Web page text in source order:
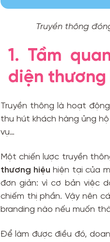
Truyền thông
1. Tầm
diện thương
Truyền thông là hoạt
thu hút khách hàng ủng
vụ…
Một chiến lược truyền
thương hiệu hiện tại của
đơn giản: vì cơ bản việc
chiếm thị phần. Vậy nên
branding nào nếu muốn
Để làm được điều đó,